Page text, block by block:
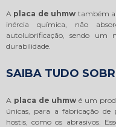
A placa de uhmw também
inércia química, não
autolubrificação, sendo um
durabilidade.
SAIBA TUDO
A placa de uhmw é um
únicas, para a fabricação de
hostis, como os abrasivos.